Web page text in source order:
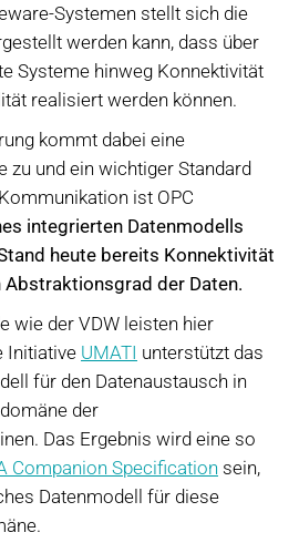
Systemen stellt sich die
werden kann, dass über
Systeme hinweg Konnektivität
realisiert werden können.
kommt dabei eine
zu und ein wichtiger Standard
ist OPC
integrierten Datenmodells
heute bereits Konnektivität
Abstraktionsgrad der Daten.
wie der VDW leisten hier
Initiative UMATI unterstützt das
für den Datenaustausch in
der
Das Ergebnis wird eine so
Companion Specification sein,
Datenmodell für diese